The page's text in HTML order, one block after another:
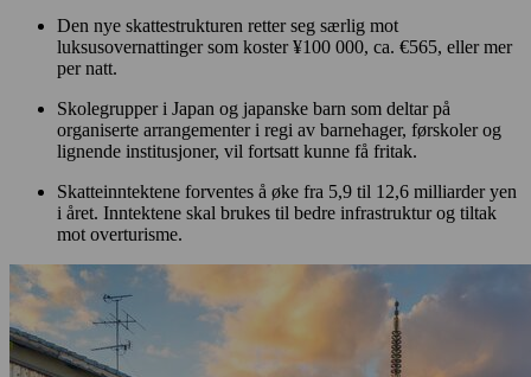
Den nye skattestrukturen retter seg særlig mot
luksusovernattinger som koster ¥100 000, ca. €565, eller mer
per natt.
Skolegrupper i Japan og japanske barn som deltar på
organiserte arrangementer i regi av barnehager, førskoler og
lignende institusjoner, vil fortsatt kunne få fritak.
Skatteinntektene forventes å øke fra 5,9 til 12,6 milliarder yen
i året. Inntektene skal brukes til bedre infrastruktur og tiltak
mot overturisme.